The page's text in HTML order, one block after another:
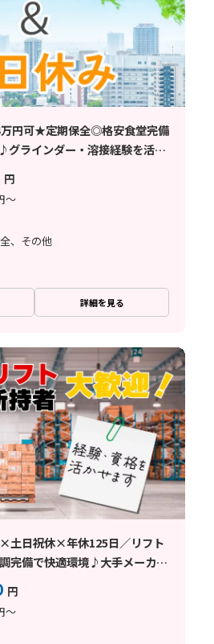
万円可★定期保全◎格安食堂完備
ラインダー・溶接経験を活か
円
～
、その他
詳細を見る
×土日祝休×年休125日／リフト
完備で快適環境♪大手メーカー
ピッキング！
円
～